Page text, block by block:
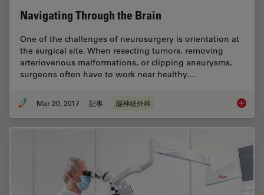
Navigating Through the Brain
One of the challenges of neurosurgery is orientation at
the surgical site. When resecting tumors, removing
arteriovenous malformations, or clipping aneurysms,
surgeons often have to work near healthy…
Mar 20, 2017 記事 脳神経外科